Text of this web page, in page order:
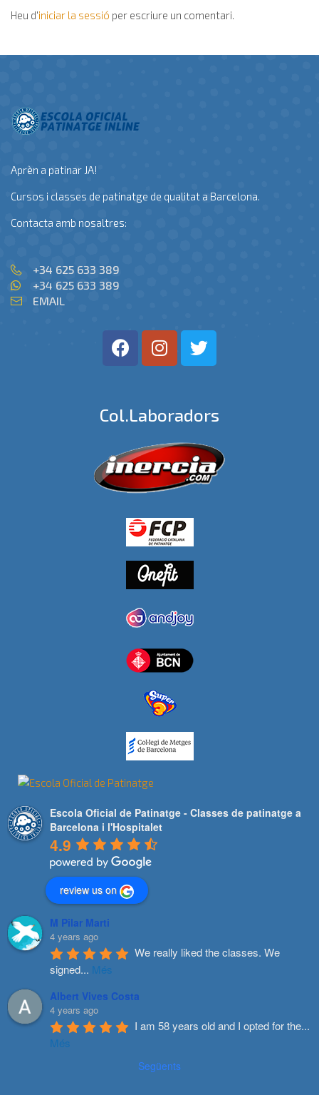
Heu d'iniciar la sessió per escriure un comentari.
Aprèn a patinar JA!
Cursos i classes de patinatge de qualitat a Barcelona.
Contacta amb nosaltres:
+34 625 633 389
+34 625 633 389
EMAIL
Col.laboradors
Escola Oficial de Patinatge - Classes de patinatge a
Barcelona i l'Hospitalet
4.9
review us on
M Pilar Marti
4 years ago
We really liked the classes. We
signed... Més
Albert Vives Costa
4 years ago
I am 58 years old and I opted for the...
Més
Següents